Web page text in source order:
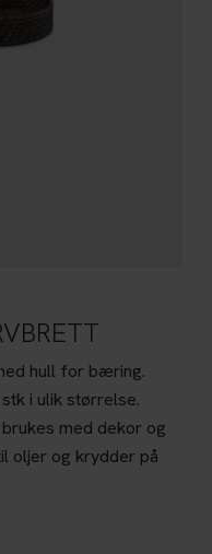
hull for bæring.
i ulik størrelse.
med dekor og
oljer og krydder på